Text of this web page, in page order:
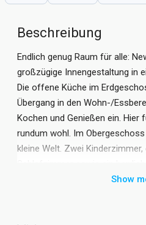
Beschreibung
Endlich genug Raum für alle:
großzügige Innengestaltung in
Die offene Küche im
Übergang in den Wohn-/
Kochen und Genießen ein. Hier
rundum wohl. Im
kleine Welt. Zwei
Dusche und BadewanneShow